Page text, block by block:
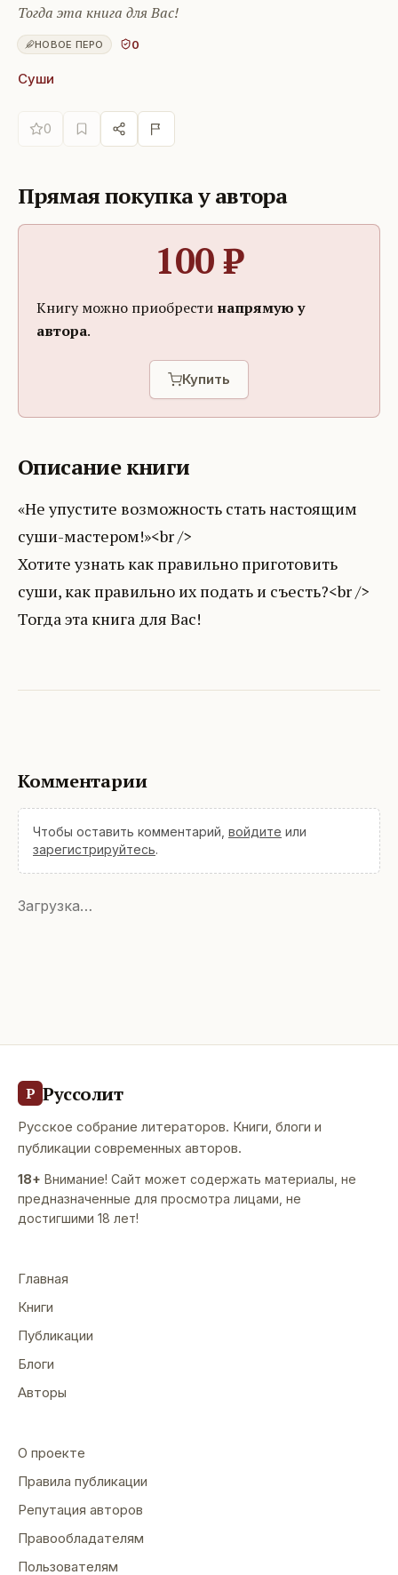
Тогда эта книга для Вас!
НОВОЕ ПЕРО 0
Суши
0
Прямая покупка у автора
100₽
Книгу можно приобрести напрямую у
автора.
Купить
Описание книги
«Не упустите возможность стать настоящим
суши-мастером!»<br />
Хотите узнать как правильно приготовить
суши, как правильно их подать и съесть?<br />
Тогда эта книга для Вас!
Комментарии
Чтобы оставить комментарий, войдите или
зарегистрируйтесь.
Загрузка…
Р Руссолит
Русское собрание литераторов. Книги, блоги и
публикации современных авторов.
18+ Внимание! Сайт может содержать материалы, не
предназначенные для просмотра лицами, не
достигшими 18 лет!
Главная
Книги
Публикации
Блоги
Авторы
О проекте
Правила публикации
Репутация авторов
Правообладателям
Пользователям